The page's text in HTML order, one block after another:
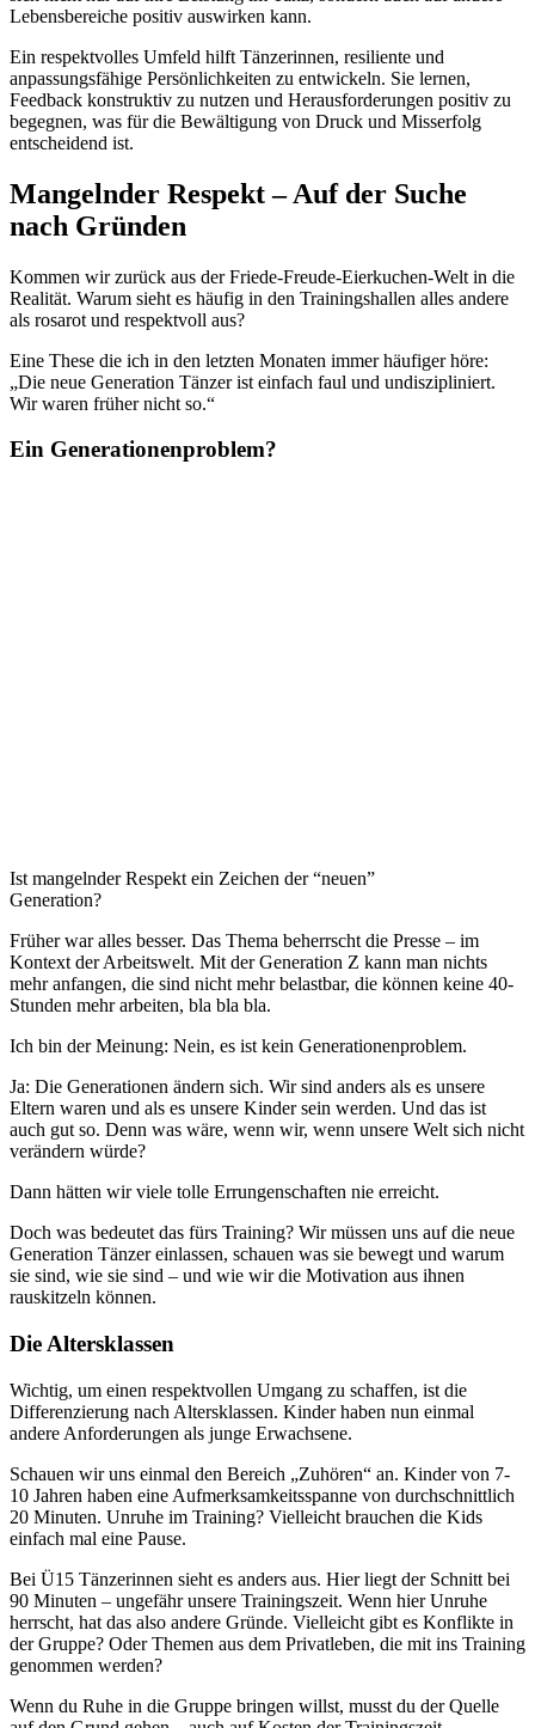
Lebensbereiche positiv auswirken kann.
Ein respektvolles Umfeld hilft Tänzerinnen, resiliente und
anpassungsfähige Persönlichkeiten zu entwickeln. Sie lernen,
Feedback konstruktiv zu nutzen und Herausforderungen positiv zu
begegnen, was für die Bewältigung von Druck und Misserfolg
entscheidend ist.
Mangelnder Respekt – Auf der Suche
nach Gründen
Kommen wir zurück aus der Friede-Freude-Eierkuchen-Welt in die
Realität. Warum sieht es häufig in den Trainingshallen alles andere
als rosarot und respektvoll aus?
Eine These die ich in den letzten Monaten immer häufiger höre:
„Die neue Generation Tänzer ist einfach faul und undiszipliniert.
Wir waren früher nicht so.“
Ein Generationenproblem?
Ist mangelnder Respekt ein Zeichen der “neuen”
Generation?
Früher war alles besser. Das Thema beherrscht die Presse – im
Kontext der Arbeitswelt. Mit der Generation Z kann man nichts
mehr anfangen, die sind nicht mehr belastbar, die können keine 40-
Stunden mehr arbeiten, bla bla bla.
Ich bin der Meinung: Nein, es ist kein Generationenproblem.
Ja: Die Generationen ändern sich. Wir sind anders als es unsere
Eltern waren und als es unsere Kinder sein werden. Und das ist
auch gut so. Denn was wäre, wenn wir, wenn unsere Welt sich nicht
verändern würde?
Dann hätten wir viele tolle Errungenschaften nie erreicht.
Doch was bedeutet das fürs Training? Wir müssen uns auf die neue
Generation Tänzer einlassen, schauen was sie bewegt und warum
sie sind, wie sie sind – und wie wir die Motivation aus ihnen
rauskitzeln können.
Die Altersklassen
Wichtig, um einen respektvollen Umgang zu schaffen, ist die
Differenzierung nach Altersklassen. Kinder haben nun einmal
andere Anforderungen als junge Erwachsene.
Schauen wir uns einmal den Bereich „Zuhören“ an. Kinder von 7-
10 Jahren haben eine Aufmerksamkeitsspanne von durchschnittlich
20 Minuten. Unruhe im Training? Vielleicht brauchen die Kids
einfach mal eine Pause.
Bei Ü15 Tänzerinnen sieht es anders aus. Hier liegt der Schnitt bei
90 Minuten – ungefähr unsere Trainingszeit. Wenn hier Unruhe
herrscht, hat das also andere Gründe. Vielleicht gibt es Konflikte in
der Gruppe? Oder Themen aus dem Privatleben, die mit ins Training
genommen werden?
Wenn du Ruhe in die Gruppe bringen willst, musst du der Quelle